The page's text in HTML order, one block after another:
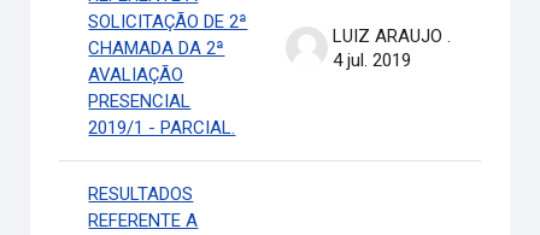
SOLICITAÇÃO DE 2ª
CHAMADA DA 2ª
AVALIAÇÃO
PRESENCIAL
2019/1 - PARCIAL.
LUIZ ARAUJO .
4 jul. 2019
RESULTADOS
REFERENTE A